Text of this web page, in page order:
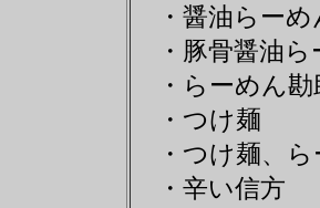
・醤油らーめ
・豚骨醤油ら
・らーめん勘
・つけ麺
・つけ麺、ら
・辛い信方